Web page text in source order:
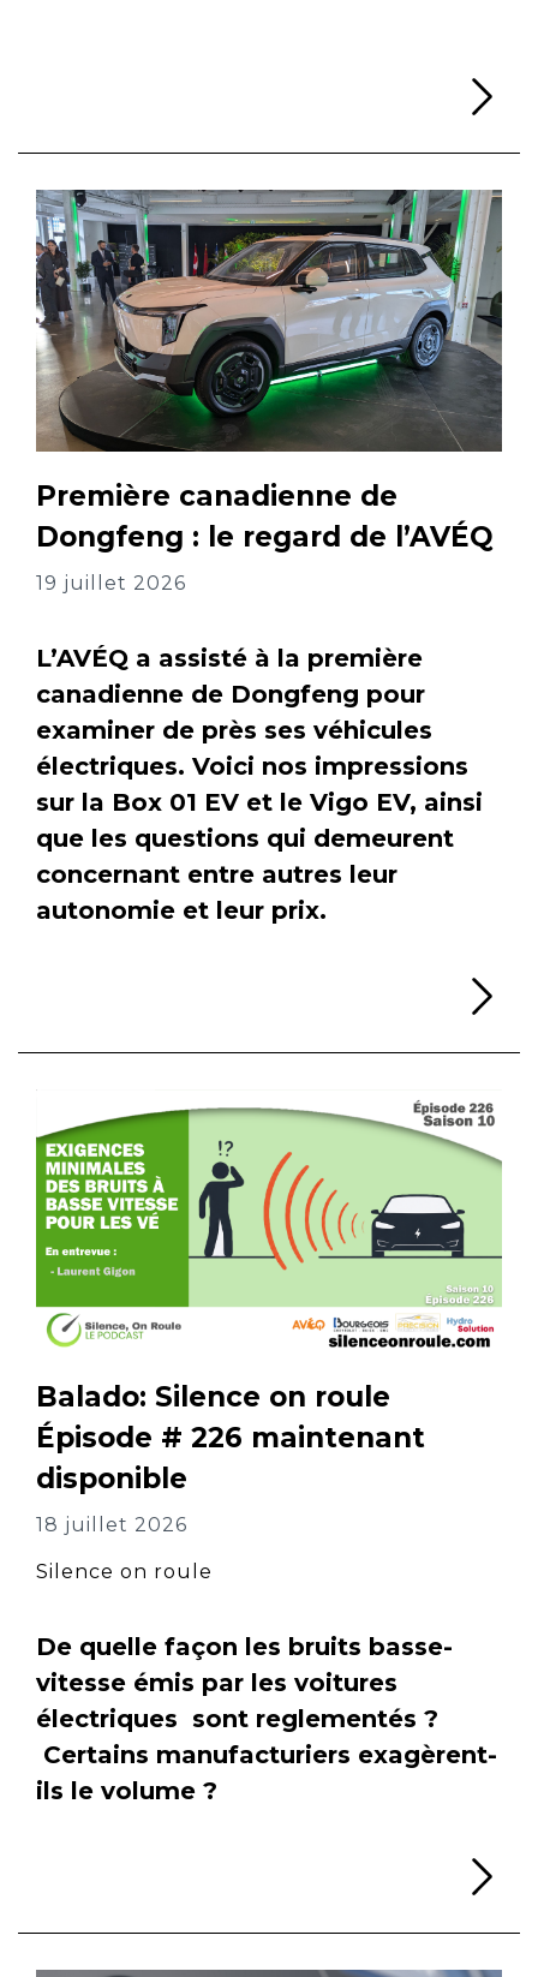
Première canadienne de
Dongfeng : le regard de l’AVÉQ
19 juillet 2026
L’AVÉQ a assisté à la première
canadienne de Dongfeng pour
examiner de près ses véhicules
électriques. Voici nos impressions
sur la Box 01 EV et le Vigo EV, ainsi
que les questions qui demeurent
concernant entre autres leur
autonomie et leur prix.
Balado: Silence on roule
Épisode # 226 maintenant
disponible
18 juillet 2026
Silence on roule
De quelle façon les bruits basse-
vitesse émis par les voitures
électriques sont reglementés ?
Certains manufacturiers exagèrent-
ils le volume ?